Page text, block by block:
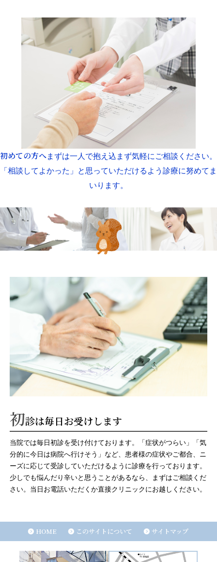
初めての方へまずは一人で抱え込まず気軽にご相談ください。
「相談してよかった」と思っていただけるよう診療に努めてま
いります。
初診は毎日お受けします
当院では毎日初診を受け付けております。「症状がつらい」「気
分的に今日は病院へ行けそう」など、患者様の症状やご都合、ニ
ーズに応じて受診していただけるように診療を行っております。
少しでも悩んだり辛いと思うことがあるなら、まずはご相談くだ
さい。当日お電話いただくか直接クリニックにお越しください。
HOME このサイトについて サイトマップ